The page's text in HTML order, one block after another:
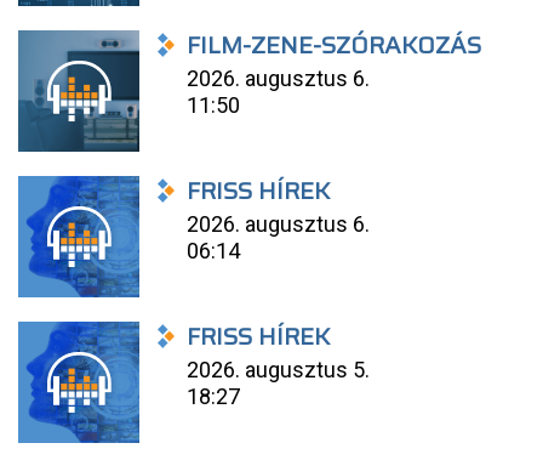
FILM-ZENE-SZÓRAKOZÁS
2026. augusztus 6.
11:50
FRISS HÍREK
2026. augusztus 6.
06:14
FRISS HÍREK
2026. augusztus 5.
18:27